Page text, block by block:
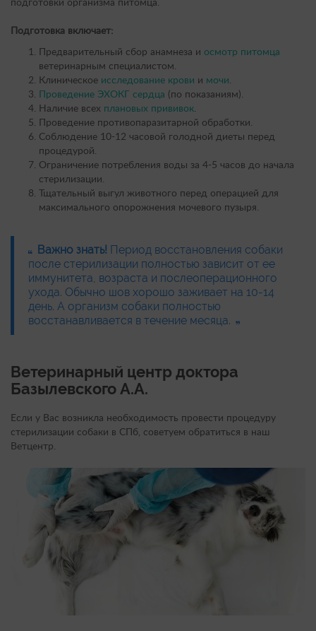
подготовки организма питомца.
Подготовка включает:
Предварительный сбор анамнеза и осмотр питомца
ветеринарным специалистом.
Клиническое исследование крови и мочи.
Проведение ЭХОКГ сердца (по показаниям).
Наличие всех плановых прививок.
Проведение противопаразитарной обработки.
Соблюдение 10-12 часовой голодной диеты перед
процедурой.
Ограничение потребления воды за 4-5 часов до начала
стерилизации.
Тщательный выгул животного перед операцией для
максимального опорожнения мочевого пузыря.
Важно знать! Период восстановления собаки
после стерилизации полностью зависит от ее
иммунитета, возраста и послеоперационного
ухода. Обычно шов хорошо заживает на 10-14
день. А организм собаки полностью
восстанавливается в течение месяца.
Ветеринарный центр доктора
Базылевского А.А.
Если у Вас возникла необходимость провести процедуру
стерилизации собаки в СПб, советуем обратиться в наш
Ветцентр.